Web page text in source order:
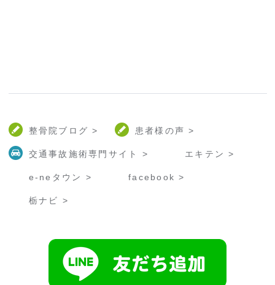
整骨院ブログ > 患者様の声 >
交通事故施術専門サイト > エキテン >
e-neタウン > facebook >
栃ナビ >